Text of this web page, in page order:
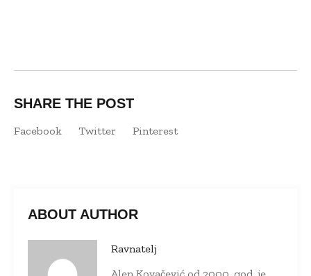
SHARE THE POST
Facebook Twitter Pinterest
ABOUT AUTHOR
Ravnatelj